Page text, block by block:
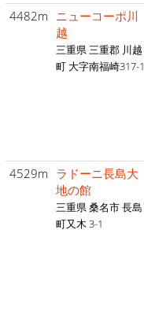
4482m ニューコーポ川
越
三重県 三重郡 川越
町 大字南福崎317-1
4529m ラドーニ長島大
地の館
三重県 桑名市 長島
町又木 3-1